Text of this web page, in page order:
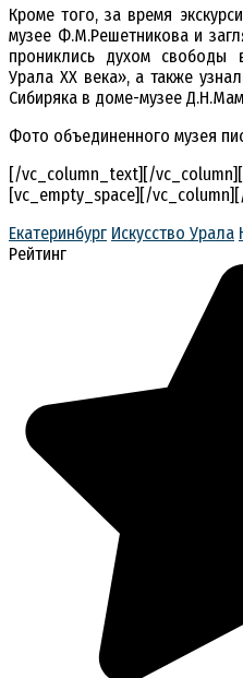
Кроме того, за время
музее Ф.М.Решетникова и
прониклись духом свободы
Урала XX века», а также
Сибиряка в доме-музее
Фото объединенного музея
[/vc_column_text][/
[vc_empty_space][/
Екатеринбург Искусство Урала
Рейтинг